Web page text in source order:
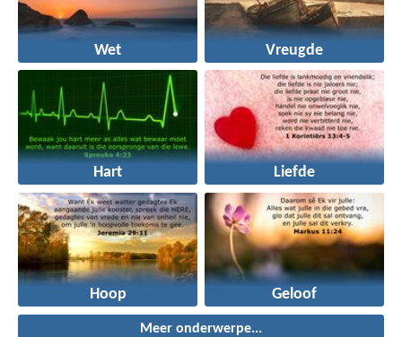
Wet Vreugde
Hart Liefde
Hoop Geloof
Meer onderwerpe...